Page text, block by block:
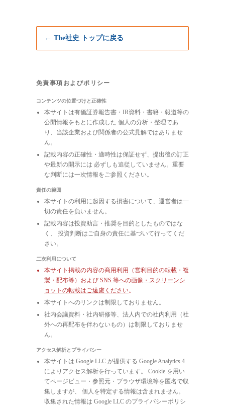
← The社史 トップに戻る
免責事項およびポリシー
コンテンツの位置づけと正確性
本サイトは有価証券報告書・IR資料・書籍・報道等の
公開情報をもとに作成した 個人の分析・整理であ
り、当該企業および関係者の公式見解ではありませ
ん。
記載内容の正確性・適時性は保証せず、提出後の訂正
や最新の開示には 必ずしも追従していません。重要
な判断には一次情報をご参照ください。
責任の範囲
本サイトの利用に起因する損害について、運営者は一
切の責任を負いません。
記載内容は投資助言・推奨を目的としたものではな
く、 投資判断はご自身の責任に基づいて行ってくだ
さい。
二次利用について
本サイト掲載の内容の商用利用（営利目的の転載・複
製・配布等）および SNS 等への画像・スクリーンシ
ョットの転載はご遠慮ください。
本サイトへのリンクは制限しておりません。
社内会議資料・社内研修等、法人内での社内利用（社
外への再配布を伴わないもの）は制限しておりませ
ん。
アクセス解析とプライバシー
本サイトは Google LLC が提供する Google Analytics 4
によりアクセス解析を行っています。 Cookie を用い
てページビュー・参照元・ブラウザ環境等を匿名で収
集しますが、 個人を特定する情報は含まれません。
収集された情報は Google LLC のプライバシーポリシ